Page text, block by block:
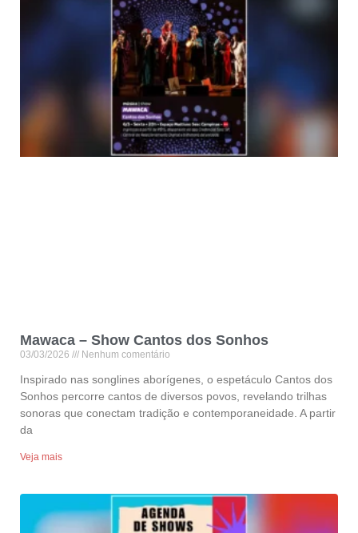
Mawaca – Show Cantos dos Sonhos
03/03/2026 Nenhum comentário
Inspirado nas songlines aborígenes, o espetáculo Cantos dos
Sonhos percorre cantos de diversos povos, revelando trilhas
sonoras que conectam tradição e contemporaneidade. A partir
da
Veja mais